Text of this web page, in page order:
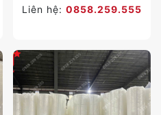
Liên hệ: 0858.259.555